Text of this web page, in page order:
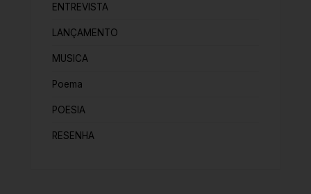
ENTREVISTA
LANÇAMENTO
MUSICA
Poema
POESIA
RESENHA